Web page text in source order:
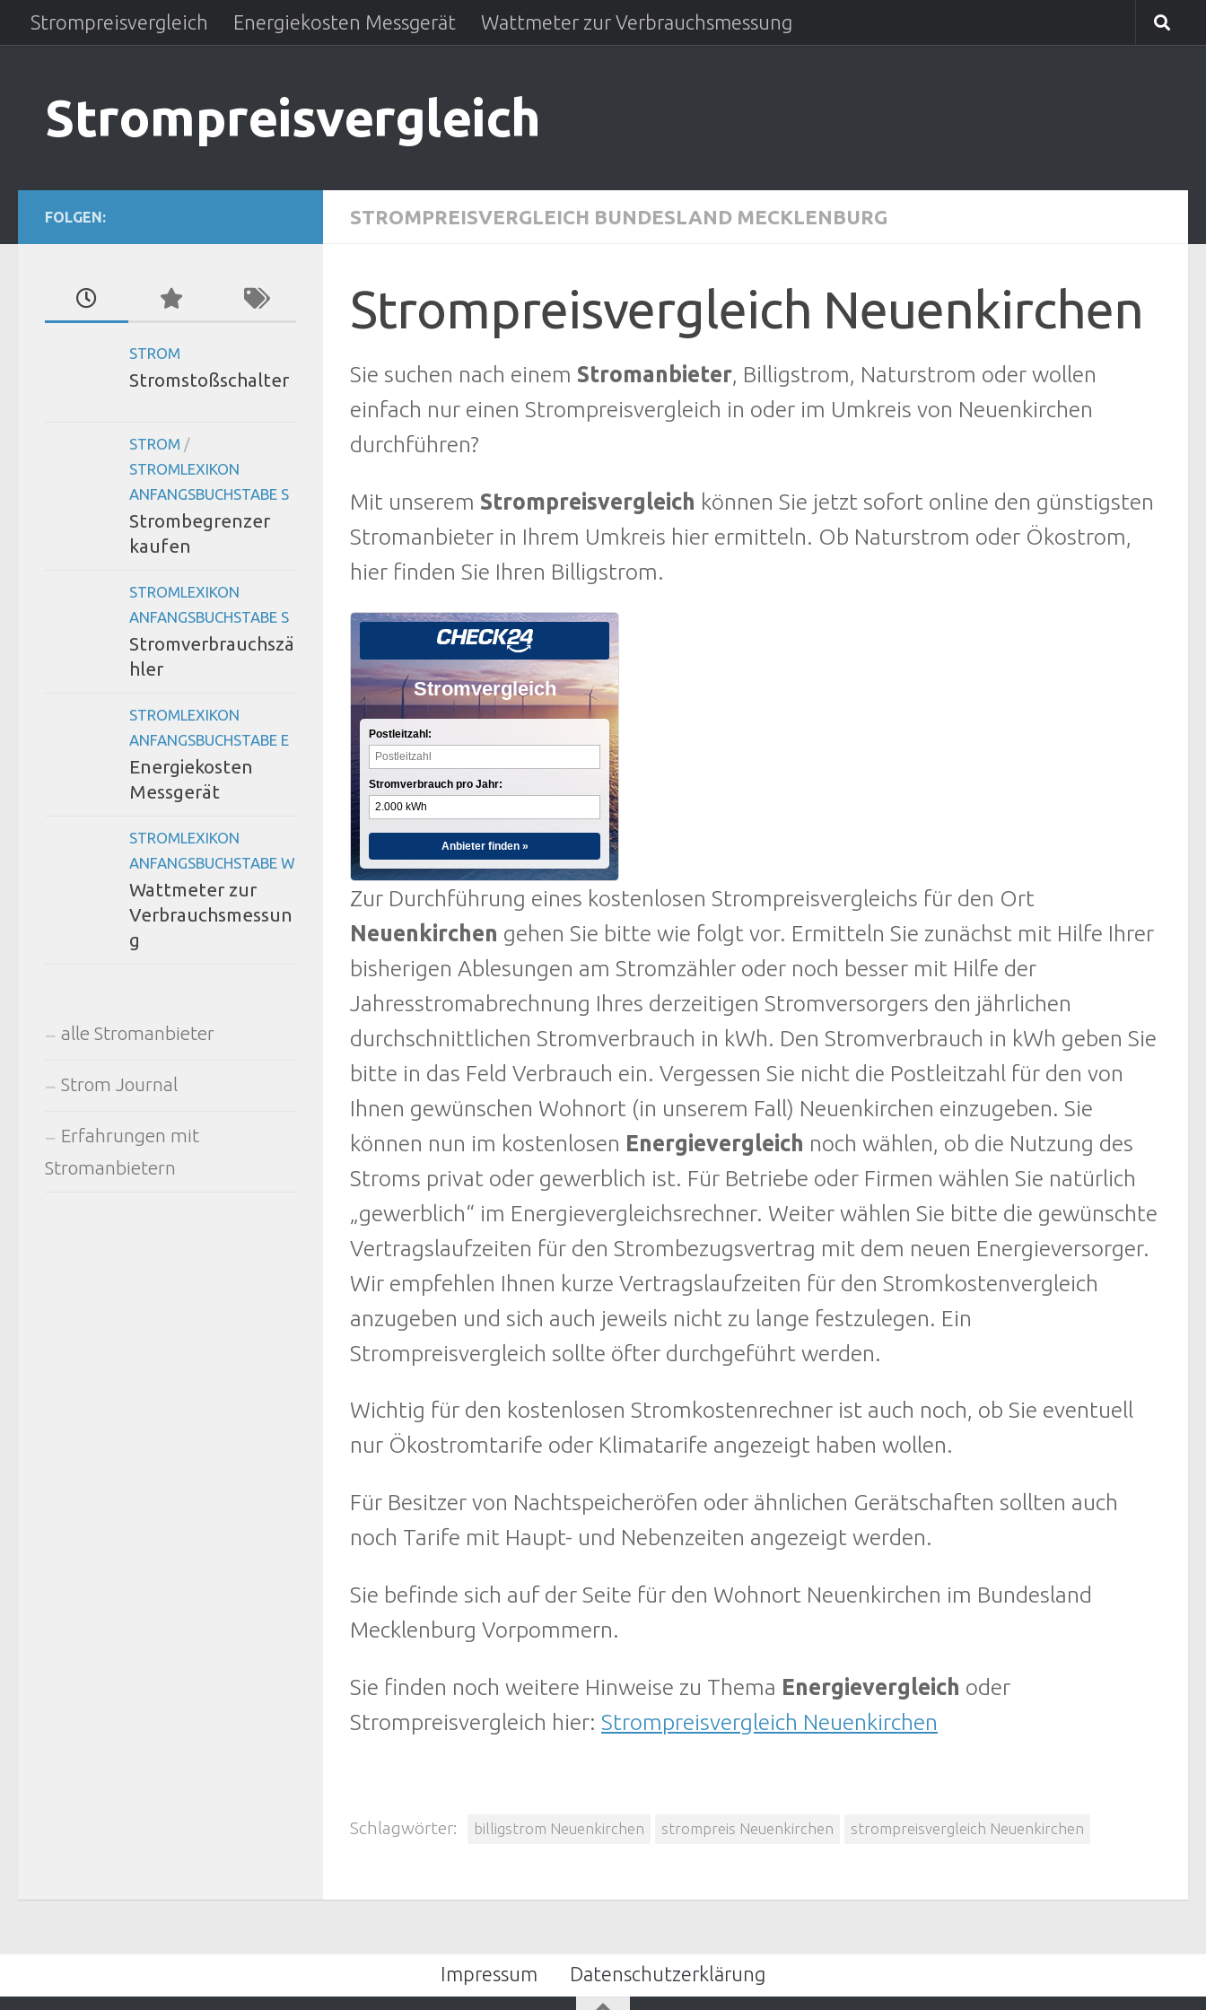
Zum Inhalt springen
Strompreisvergleich Energiekosten Messgerät Wattmeter zur Verbrauchsmessung
Strompreisvergleich
STROMPREISVERGLEICH BUNDESLAND MECKLENBURG
Strompreisvergleich Neuenkirchen
Sie suchen nach einem Stromanbieter, Billigstrom, Naturstrom oder wollen
einfach nur einen Strompreisvergleich in oder im Umkreis von Neuenkirchen
durchführen?
Mit unserem Strompreisvergleich können Sie jetzt sofort online den günstigsten
Stromanbieter in Ihrem Umkreis hier ermitteln. Ob Naturstrom oder Ökostrom,
hier finden Sie Ihren Billigstrom.
Stromvergleich
Postleitzahl:
Stromverbrauch pro Jahr:
Anbieter finden »
Zur Durchführung eines kostenlosen Strompreisvergleichs für den Ort
Neuenkirchen gehen Sie bitte wie folgt vor. Ermitteln Sie zunächst mit Hilfe Ihrer
bisherigen Ablesungen am Stromzähler oder noch besser mit Hilfe der
Jahresstromabrechnung Ihres derzeitigen Stromversorgers den jährlichen
durchschnittlichen Stromverbrauch in kWh. Den Stromverbrauch in kWh geben Sie
bitte in das Feld Verbrauch ein. Vergessen Sie nicht die Postleitzahl für den von
Ihnen gewünschen Wohnort (in unserem Fall) Neuenkirchen einzugeben. Sie
können nun im kostenlosen Energievergleich noch wählen, ob die Nutzung des
Stroms privat oder gewerblich ist. Für Betriebe oder Firmen wählen Sie natürlich
„gewerblich“ im Energievergleichsrechner. Weiter wählen Sie bitte die gewünschte
Vertragslaufzeiten für den Strombezugsvertrag mit dem neuen Energieversorger.
Wir empfehlen Ihnen kurze Vertragslaufzeiten für den Stromkostenvergleich
anzugeben und sich auch jeweils nicht zu lange festzulegen. Ein
Strompreisvergleich sollte öfter durchgeführt werden.
Wichtig für den kostenlosen Stromkostenrechner ist auch noch, ob Sie eventuell
nur Ökostromtarife oder Klimatarife angezeigt haben wollen.
Für Besitzer von Nachtspeicheröfen oder ähnlichen Gerätschaften sollten auch
noch Tarife mit Haupt- und Nebenzeiten angezeigt werden.
Sie befinde sich auf der Seite für den Wohnort Neuenkirchen im Bundesland
Mecklenburg Vorpommern.
Sie finden noch weitere Hinweise zu Thema Energievergleich oder
Strompreisvergleich hier: Strompreisvergleich Neuenkirchen
Schlagwörter: billigstrom Neuenkirchen strompreis Neuenkirchen strompreisvergleich Neuenkirchen
FOLGEN:
STROM
Stromstoßschalter
STROM /
STROMLEXIKON
ANFANGSBUCHSTABE S
Strombegrenzer
kaufen
STROMLEXIKON
ANFANGSBUCHSTABE S
Stromverbrauchszä
hler
STROMLEXIKON
ANFANGSBUCHSTABE E
Energiekosten
Messgerät
STROMLEXIKON
ANFANGSBUCHSTABE W
Wattmeter zur
Verbrauchsmessun
g
alle Stromanbieter
Strom Journal
Erfahrungen mit
Stromanbietern
Impressum Datenschutzerklärung